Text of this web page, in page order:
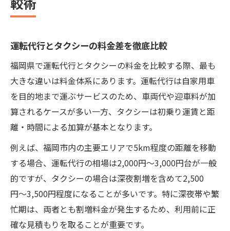
運転代行とタクシーの料金差を徹底比較
福岡県で運転代行とタクシーの料金を比較する際、最も
大きな違いは料金体系にあります。運転代行は自家用車
を目的地まで運ぶサービスのため、車両代や迎車料が加
算されるケースが多い一方、タクシーは初乗り運賃と距
離・時間による加算が基本となります。
例えば、福岡市内の主要エリアで5km程度の距離を移動
する場合、運転代行の相場は2,000円〜3,000円台が一般
的ですが、タクシーの場合は深夜割増を含めて2,500
円〜3,500円程度になることが多いです。特に深夜帯や繁
忙期は、両者とも割増料金が発生するため、利用前に正
確な見積もりを取ることが重要です。